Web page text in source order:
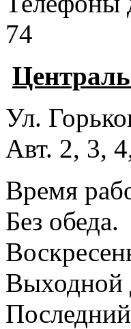
74
Ул.
Авт. 2, 3,
Время
Без обеда.
Выходной